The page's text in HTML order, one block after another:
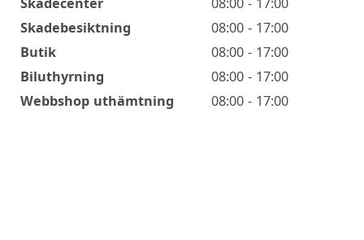
Skadebesiktning
08:00 - 17:00
Butik
08:00 - 17:00
Biluthyrning
08:00 - 17:00
Webbshop uthämtning
08:00 - 17:00